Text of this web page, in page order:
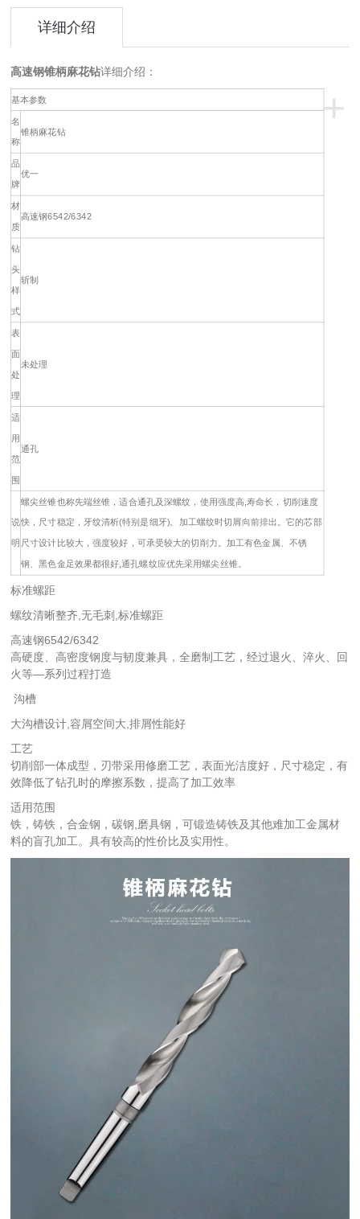
详细介绍
高速钢锥柄麻花钻详细介绍：
+
基本参数
名
称
锥柄麻花钻
品
牌
优一
材
质
高速钢6542/6342
钻
头
样
式
斩制
表
面
处
理
未处理
适
用
范
围
通孔
说
明
螺尖丝锥也称先端丝锥，适合通孔及深螺纹，使用强度高,寿命长，切削速度
快，尺寸稳定，牙纹清析(特别是细牙)。加工螺纹时切屑向前排出。它的芯部
尺寸设计比较大，强度较好，可承受较大的切削力。加工有色金属、不锈
钢、黑色金足效果都很好,通孔螺纹应优先采用螺尖丝锥。
标准螺距
螺纹清晰整齐,无毛刺,标准螺距
高速钢6542/6342
高硬度、高密度钢度与韧度兼具，全磨制工艺，经过退火、淬火、回
火等—系列过程打造
沟槽
大沟槽设计,容屑空间大,排屑性能好
工艺
切削部一体成型，刃带采用修磨工艺，表面光洁度好，尺寸稳定，有
效降低了钻孔时的摩擦系数，提高了加工效率
适用范围
铁，铸铁，合金钢，碳钢,磨具钢，可锻造铸铁及其他难加工金属材
料的盲孔加工。具有较高的性价比及实用性。